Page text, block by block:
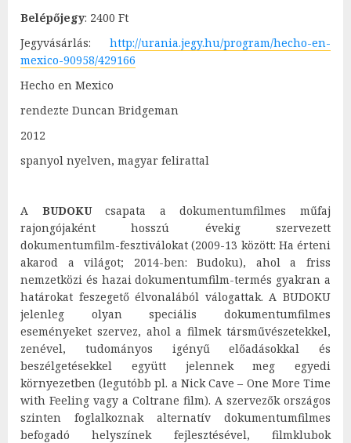
Belépőjegy: 2400 Ft
Jegyvásárlás: http://urania.jegy.hu/program/hecho-en-
mexico-90958/429166
Hecho en Mexico
rendezte Duncan Bridgeman
2012
spanyol nyelven, magyar felirattal
A BUDOKUcsapata a dokumentumfilmes műfaj
rajongójaként hosszú évekig szervezett
dokumentumfilm-fesztiválokat (2009-13 között: Ha érteni
akarod a világot; 2014-ben: Budoku), ahol a friss
nemzetközi és hazai dokumentumfilm-termés gyakran a
határokat feszegető élvonalából válogattak. A BUDOKU
jelenleg olyan speciális dokumentumfilmes
eseményeket szervez, ahol a filmek társművészetekkel,
zenével, tudományos igényű előadásokkal és
beszélgetésekkel együtt jelennek meg egyedi
környezetben (legutóbb pl. a Nick Cave – One More Time
with Feeling vagy a Coltrane film). A szervezők országos
szinten foglalkoznak alternatív dokumentumfilmes
befogadó helyszínek fejlesztésével, filmklubok